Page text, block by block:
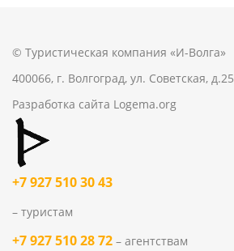
© Туристическая компания «И-Волга»
400066, г. Волгоград, ул. Советская, д.25
Разработка сайта Logema.org
+7 927 510 30 43
– туристам
+7 927 510 28 72 – агентствам